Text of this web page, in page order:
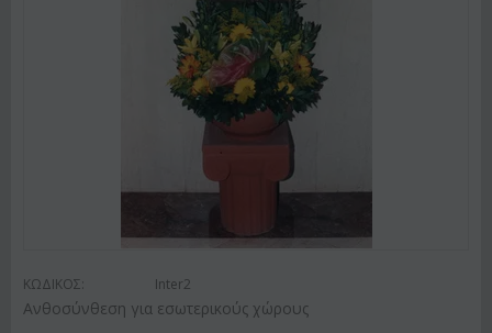
ΚΩΔΙΚΟΣ: Inter2
Ανθοσύνθεση για εσωτερικούς χώρους